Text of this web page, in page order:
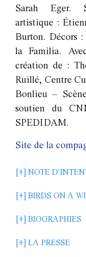
Sarah Eger.
artistique :
Burton. Décors
la Familia.
création de :
Ruillé, Centre
Bonlieu –
soutien du
SPEDIDAM.
Site de la
[+] NOTE
[+] BIRDS ON A
[+] BIOGRAPHIES
[+] LA PRESSE